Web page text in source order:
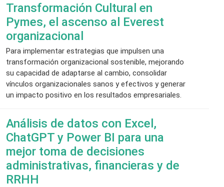
Transformación Cultural en
Pymes, el ascenso al Everest
organizacional
Para implementar estrategias que impulsen una
transformación organizacional sostenible, mejorando
su capacidad de adaptarse al cambio, consolidar
vínculos organizacionales sanos y efectivos y generar
un impacto positivo en los resultados empresariales.
Análisis de datos con Excel,
ChatGPT y Power BI para una
mejor toma de decisiones
administrativas, financieras y de
RRHH